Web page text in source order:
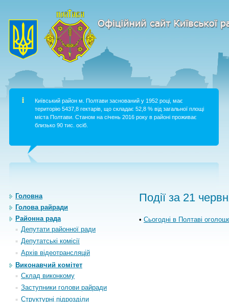
Київський район м. Полтави заснований у 1952 році, має
територію 5437,8 гектарів, що складає 52,8 % від загальної площі
міста Полтави. Станом на січень 2016 року в районі проживає
близько 90 тис. осіб.
Головна
Голова райради
Районна рада
Депутати районної ради
Депутатські комісії
Архiв вiдеотрансляцiй
Виконавчий комітет
Склад виконкому
Заступники голови райради
Структурні підрозділи
Події за 21
• Сьогодні в Полтаві